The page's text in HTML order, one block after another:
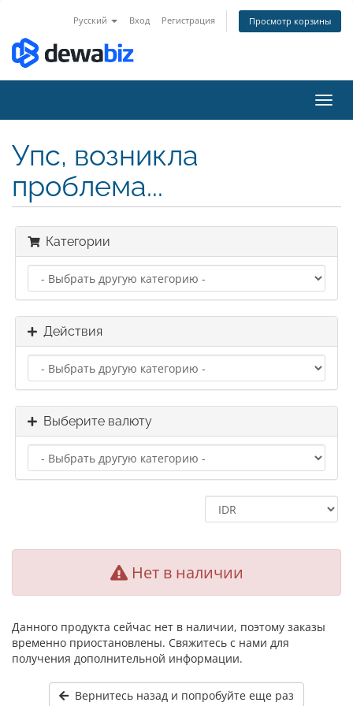
Русский Вход Регистрация Просмотр корзины
Упс, возникла
проблема...
Категории
Действия
Выберите валюту
Нет в наличии
Данного продукта сейчас нет в наличии, поэтому заказы
временно приостановлены. Свяжитесь с нами для
получения дополнительной информации.
Вернитесь назад и попробуйте еще раз